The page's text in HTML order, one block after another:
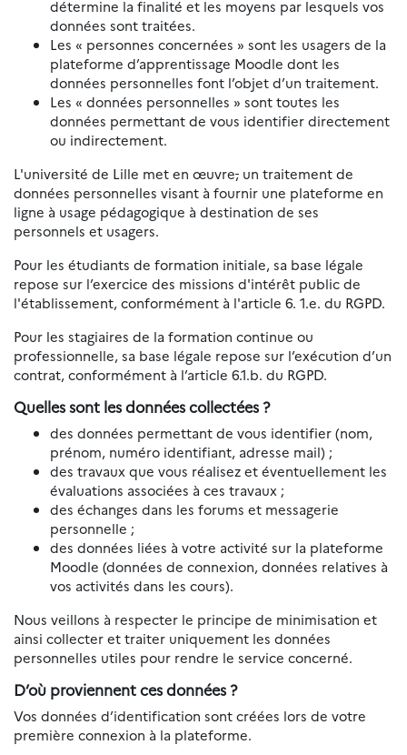
détermine la finalité et les moyens par lesquels vos
données sont traitées.
Les « personnes concernées » sont les usagers de la
plateforme d’apprentissage Moodle dont les
données personnelles font l’objet d’un traitement.
Les « données personnelles » sont toutes les
données permettant de vous identifier directement
ou indirectement.
L'université de Lille met en œuvre, un traitement de
données personnelles visant à fournir une plateforme en
ligne à usage pédagogique à destination de ses
personnels et usagers.
Pour les étudiants de formation initiale, sa base légale
repose sur l’exercice des missions d'intérêt public de
l'établissement, conformément à l'article 6. 1.e. du RGPD.
Pour les stagiaires de la formation continue ou
professionnelle, sa base légale repose sur l’exécution d’un
contrat, conformément à l’article 6.1.b. du RGPD.
Quelles sont les données collectées ?
des données permettant de vous identifier (nom,
prénom, numéro identifiant, adresse mail) ;
des travaux que vous réalisez et éventuellement les
évaluations associées à ces travaux ;
des échanges dans les forums et messagerie
personnelle ;
des données liées à votre activité sur la plateforme
Moodle (données de connexion, données relatives à
vos activités dans les cours).
Nous veillons à respecter le principe de minimisation et
ainsi collecter et traiter uniquement les données
personnelles utiles pour rendre le service concerné.
D’où proviennent ces données ?
Vos données d’identification sont créées lors de votre
première connexion à la plateforme.